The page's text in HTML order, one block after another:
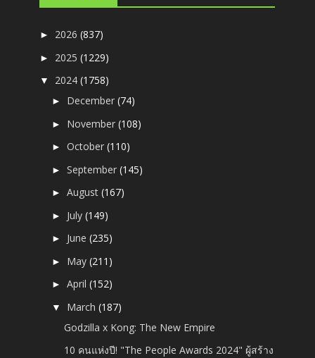
► 2026(837)
► 2025(1229)
▼ 2024(1758)
► December(74)
► November(108)
►October(110)
►September(145)
►August(167)
► July(149)
► June(235)
► May(211)
►April(152)
▼ March(187)
Godzilla x Kong: The New Empire
10 คนแห่งปี! "The People Awards 2024" ผู้สร้าง